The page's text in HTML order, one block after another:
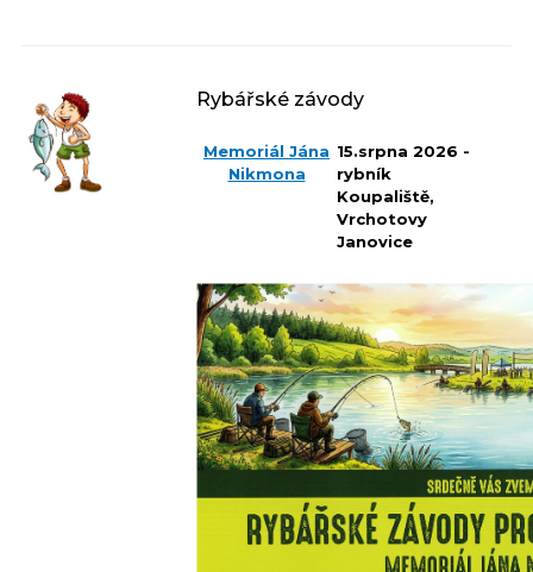
Rybářské závody
Memoriál Jána
Nikmona
15.srpna 2026 -
rybník
Koupaliště,
Vrchotovy
Janovice